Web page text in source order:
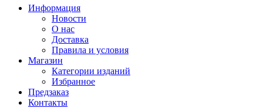
Информация
Новости
О нас
Доставка
Правила и условия
Магазин
Категории изданий
Избранное
Предзаказ
Контакты